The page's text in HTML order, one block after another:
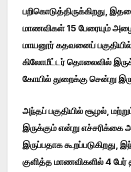
பறிகொடுத்திருக்கிறது,
மாணவிகள் 15 பேரையும்
மாயனூர் கதவனைப் பகுதியில்
கிலோமீட்டர் தொலைவில்
கோயில் துறைக்கு சென்று
அந்தப் பகுதியில் சூழல்,
இருக்கும் என்று எச்சரிக்கை
இருப்பதாக கூறப்படுகிறது,
குளித்த மாணவிகளில் 4